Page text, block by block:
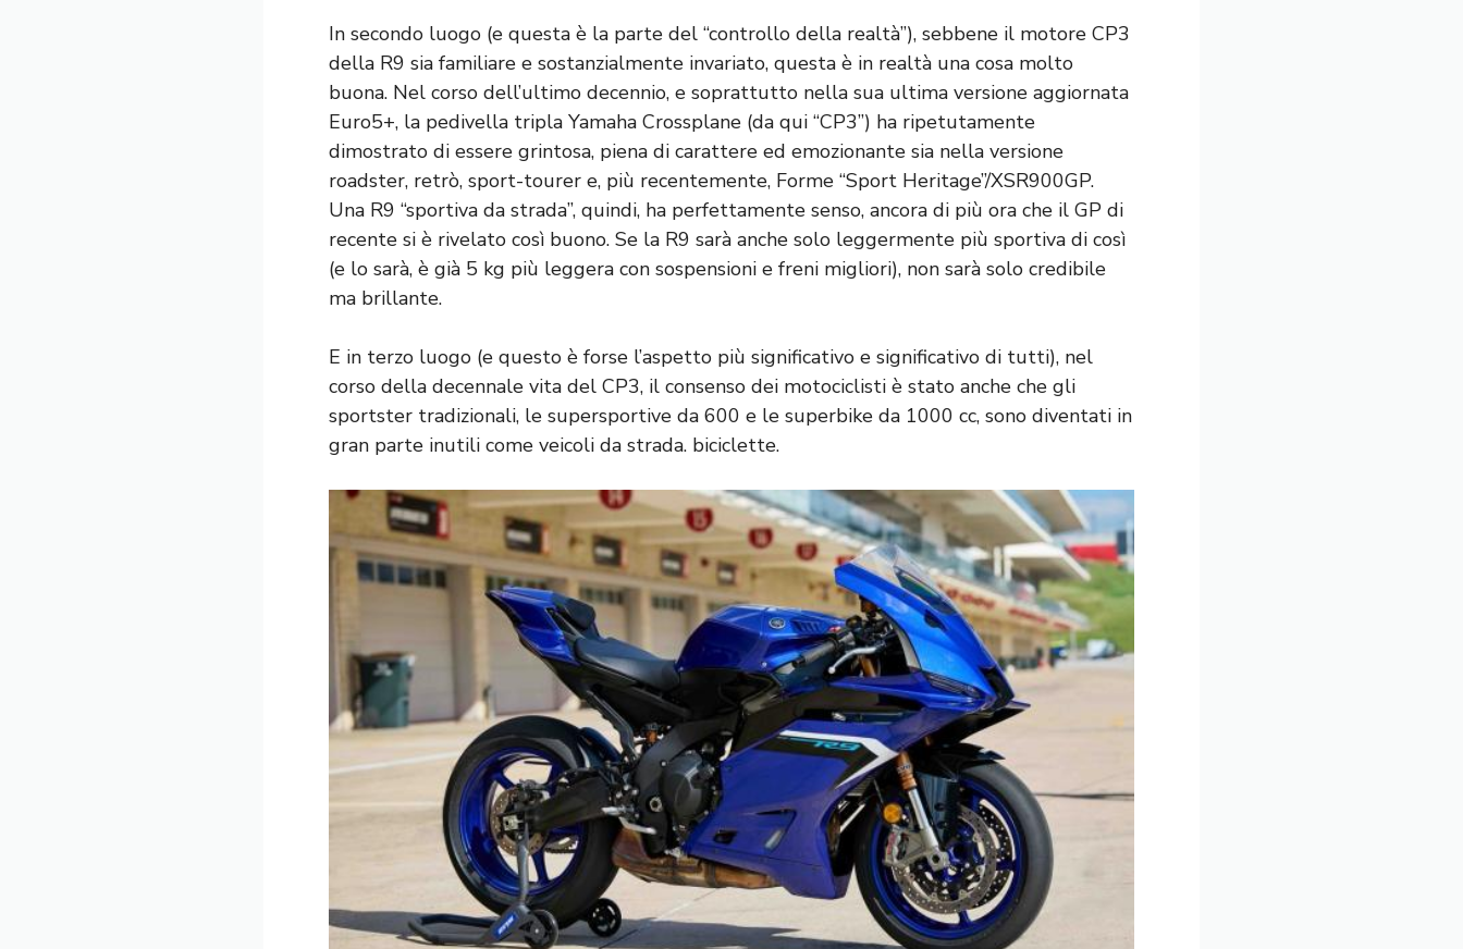
In secondo luogo (e questa è la parte del “controllo della realtà”), sebbene il motore CP3
della R9 sia familiare e sostanzialmente invariato, questa è in realtà una cosa molto
buona. Nel corso dell’ultimo decennio, e soprattutto nella sua ultima versione aggiornata
Euro5+, la pedivella tripla Yamaha Crossplane (da qui “CP3”) ha ripetutamente
dimostrato di essere grintosa, piena di carattere ed emozionante sia nella versione
roadster, retrò, sport-tourer e, più recentemente, Forme “Sport Heritage”/XSR900GP.
Una R9 “sportiva da strada”, quindi, ha perfettamente senso, ancora di più ora che il GP di
recente si è rivelato così buono. Se la R9 sarà anche solo leggermente più sportiva di così
(e lo sarà, è già 5 kg più leggera con sospensioni e freni migliori), non sarà solo credibile
ma brillante.
E in terzo luogo (e questo è forse l’aspetto più significativo e significativo di tutti), nel
corso della decennale vita del CP3, il consenso dei motociclisti è stato anche che gli
sportster tradizionali, le supersportive da 600 e le superbike da 1000 cc, sono diventati in
gran parte inutili come veicoli da strada. biciclette.